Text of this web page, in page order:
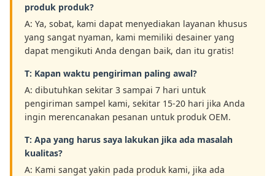
produk produk?
A: Ya, sobat, kami dapat menyediakan layanan khusus
yang sangat nyaman, kami memiliki desainer yang
dapat mengikuti Anda dengan baik, dan itu gratis!
T: Kapan waktu pengiriman paling awal?
A: dibutuhkan sekitar 3 sampai 7 hari untuk
pengiriman sampel kami, sekitar 15-20 hari jika Anda
ingin merencanakan pesanan untuk produk OEM.
T: Apa yang harus saya lakukan jika ada masalah
kualitas?
A: Kami sangat yakin pada produk kami, jika ada